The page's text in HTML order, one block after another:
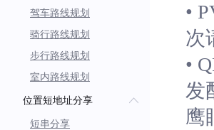
驾车路线规划
骑行路线规划
步行路线规划
室内路线规划
位置短地址分享
短串分享
•
次
•
发
鹰